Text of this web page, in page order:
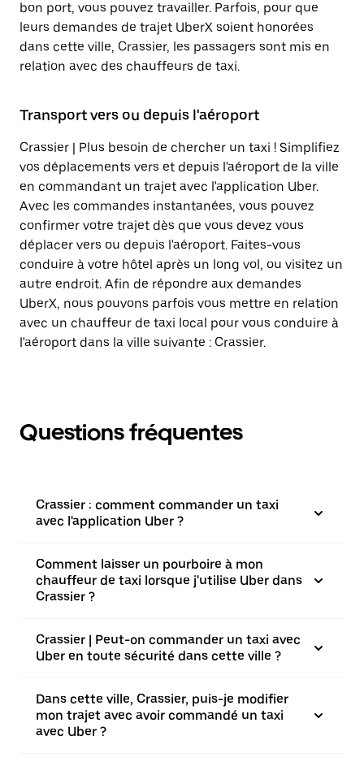
bon port, vous pouvez travailler. Parfois, pour que
leurs demandes de trajet UberX soient honorées
dans cette ville, Crassier, les passagers sont mis en
relation avec des chauffeurs de taxi.
Transport vers ou depuis l'aéroport
Crassier | Plus besoin de chercher un taxi ! Simplifiez
vos déplacements vers et depuis l'aéroport de la ville
en commandant un trajet avec l'application Uber.
Avec les commandes instantanées, vous pouvez
confirmer votre trajet dès que vous devez vous
déplacer vers ou depuis l'aéroport. Faites-vous
conduire à votre hôtel après un long vol, ou visitez un
autre endroit. Afin de répondre aux demandes
UberX, nous pouvons parfois vous mettre en relation
avec un chauffeur de taxi local pour vous conduire à
l'aéroport dans la ville suivante : Crassier.
Questions fréquentes
Crassier : comment commander un taxi
avec l'application Uber ?
Comment laisser un pourboire à mon
chauffeur de taxi lorsque j'utilise Uber dans
Crassier ?
Crassier | Peut-on commander un taxi avec
Uber en toute sécurité dans cette ville ?
Dans cette ville, Crassier, puis-je modifier
mon trajet avec avoir commandé un taxi
avec Uber ?